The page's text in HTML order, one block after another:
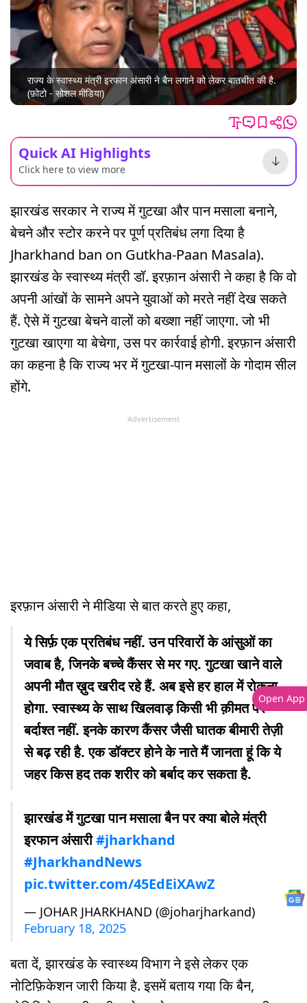
राज्य के स्वास्थ्य मंत्री इरफान अंसारी ने बैन लगाने को लेकर बातचीत की है.
(फ़ोटो - सोशल मीडिया)
Quick AI Highlights
Click here to view more
झारखंड सरकार ने राज्य में गुटखा और पान मसाला बनाने,
बेचने और स्टोर करने पर पूर्ण प्रतिबंध लगा दिया है
Jharkhand ban on Gutkha-Paan Masala).
झारखंड के स्वास्थ्य मंत्री डॉ. इरफ़ान अंसारी ने कहा है कि वो
अपनी आंखों के सामने अपने युवाओं को मरते नहीं देख सकते
हैं. ऐसे में गुटखा बेचने वालों को बख्शा नहीं जाएगा. जो भी
गुटखा खाएगा या बेचेगा, उस पर कार्रवाई होगी. इरफ़ान अंसारी
का कहना है कि राज्य भर में गुटखा-पान मसालों के गोदाम सील
होंगे.
Advertisement
इरफ़ान अंसारी ने मीडिया से बात करते हुए कहा,
ये सिर्फ़ एक प्रतिबंध नहीं. उन परिवारों के आंसुओं का
जवाब है, जिनके बच्चे कैंसर से मर गए. गुटखा खाने वाले
अपनी मौत ख़ुद खरीद रहे हैं. अब इसे हर हाल में रोकना
होगा. स्वास्थ्य के साथ खिलवाड़ किसी भी क़ीमत पर
बर्दाश्त नहीं. इनके कारण कैंसर जैसी घातक बीमारी तेज़ी
से बढ़ रही है. एक डॉक्टर होने के नाते मैं जानता हूं कि ये
जहर किस हद तक शरीर को बर्बाद कर सकता है.
झारखंड में गुटखा पान मसाला बैन पर क्या बोले मंत्री
इरफान अंसारी#jharkhand
#JharkhandNews
pic.twitter.com/45EdEiXAwZ
— JOHAR JHARKHAND (@joharjharkand)
February 18, 2025
बता दें, झारखंड के स्वास्थ्य विभाग ने इसे लेकर एक
नोटिफ़िकेशन जारी किया है. इसमें बताय गया कि बैन,
Open App